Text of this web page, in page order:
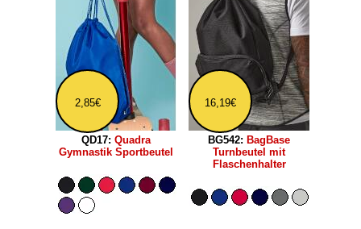
2,85€
QD17: Quadra
Gymnastik Sportbeutel
16,19€
BG542: BagBase
Turnbeutel mit
Flaschenhalter